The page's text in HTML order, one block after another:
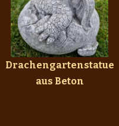
Drachengartenstatue
aus Beton